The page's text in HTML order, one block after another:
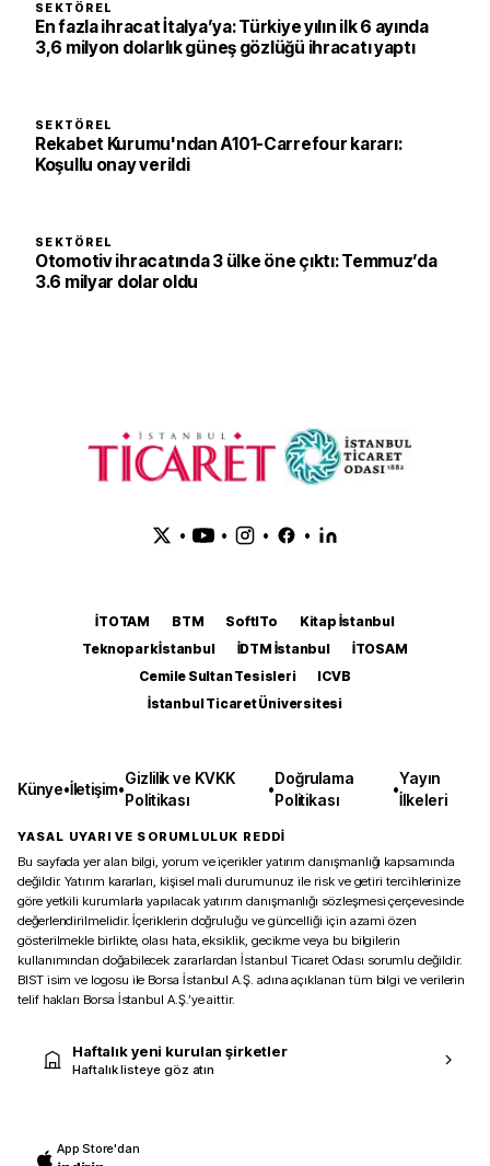
SEKTÖREL
En fazla ihracat İtalya’ya: Türkiye yılın ilk 6 ayında
3,6 milyon dolarlık güneş gözlüğü ihracatı yaptı
SEKTÖREL
Rekabet Kurumu'ndan A101-Carrefour kararı:
Koşullu onay verildi
SEKTÖREL
Otomotiv ihracatında 3 ülke öne çıktı: Temmuz’da
3.6 milyar dolar oldu
• • • •
İTOTAM BTM SoftITo
Kitap İstanbul
Teknopark İstanbul
İDTM İstanbul
İTOSAM
Cemile Sultan Tesisleri
ICVB
İstanbul Ticaret Üniversitesi
Künye•İletişim•
Gizlilik ve KVKK
Politikası
•
Doğrulama
Politikası
•
Yayın
İlkeleri
YASAL UYARI VE SORUMLULUK REDDİ
Bu sayfada yer alan bilgi, yorum ve içerikler yatırım danışmanlığı kapsamında
değildir. Yatırım kararları, kişisel mali durumunuz ile risk ve getiri tercihlerinize
göre yetkili kurumlarla yapılacak yatırım danışmanlığı sözleşmesi çerçevesinde
değerlendirilmelidir. İçeriklerin doğruluğu ve güncelliği için azami özen
gösterilmekle birlikte, olası hata, eksiklik, gecikme veya bu bilgilerin
kullanımından doğabilecek zararlardan İstanbul Ticaret Odası sorumlu değildir.
BIST isim ve logosu ile Borsa İstanbul A.Ş. adına açıklanan tüm bilgi ve verilerin
telif hakları Borsa İstanbul A.Ş.’ye aittir.
Haftalık yeni kurulan şirketler
Haftalık listeye göz atın
App Store'dan